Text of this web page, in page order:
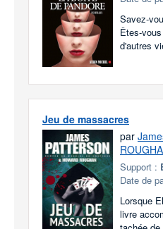
Savez-
Êtes-
d'autres
Jeu de massacres
par
Support :
Date de
Lorsque
livre